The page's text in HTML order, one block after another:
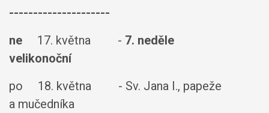
---------------------
ne 17. května - 7. neděle
velikonoční
po 18. května - Sv. Jana I., papeže
a mučedníka